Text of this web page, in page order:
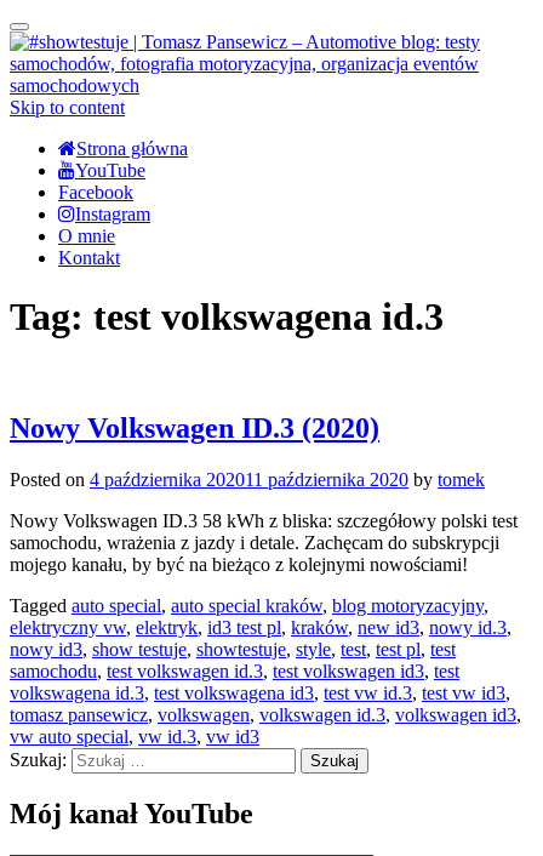
Toggle
navigation
Skip to content
Strona główna
YouTube
Facebook
Instagram
O mnie
Kontakt
Tag: test volkswagena id.3
Nowy Volkswagen ID.3 (2020)
Posted on 4 października 202011 października 2020 by tomek
Nowy Volkswagen ID.3 58 kWh z bliska: szczegółowy polski test
samochodu, wrażenia z jazdy i detale. Zachęcam do subskrypcji
mojego kanału, by być na bieżąco z kolejnymi nowościami!
Tagged auto special, auto special kraków, blog motoryzacyjny,
elektryczny vw, elektryk, id3 test pl, kraków, new id3, nowy id.3,
nowy id3, show testuje, showtestuje, style, test, test pl, test
samochodu, test volkswagen id.3, test volkswagen id3, test
volkswagena id.3, test volkswagena id3, test vw id.3, test vw id3,
tomasz pansewicz, volkswagen, volkswagen id.3, volkswagen id3,
vw auto special, vw id.3, vw id3
Szukaj:
Mój kanał YouTube